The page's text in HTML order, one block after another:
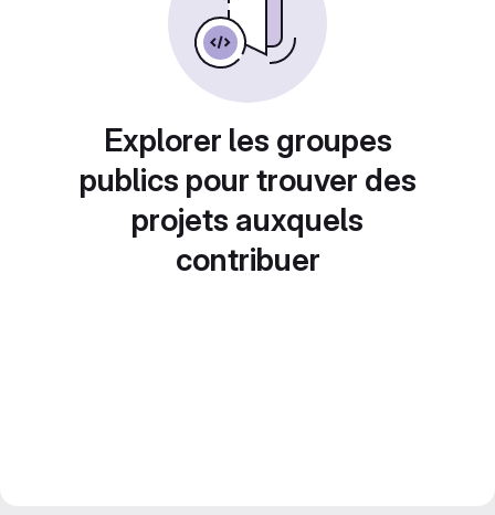
Explorer les groupes
publics pour trouver des
projets auxquels
contribuer